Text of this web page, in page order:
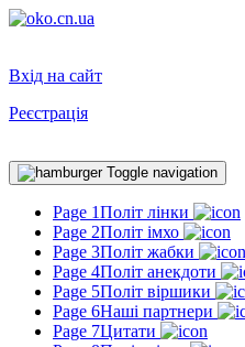
Вхід на сайт
Реєстрація
Toggle navigation
Page 1Політ лінки
Page 2Політ імхо
Page 3Політ жабки
Page 4Політ анекдоти
Page 5Політ віршики
Page 6Наші партнери
Page 7Цитати